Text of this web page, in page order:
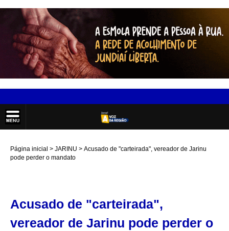
Página inicial JARINU
Acusado de "carteirada", vereador de Jarinu
pode perder o mandato
Acusado de "carteirada",
vereador de Jarinu pode perder o